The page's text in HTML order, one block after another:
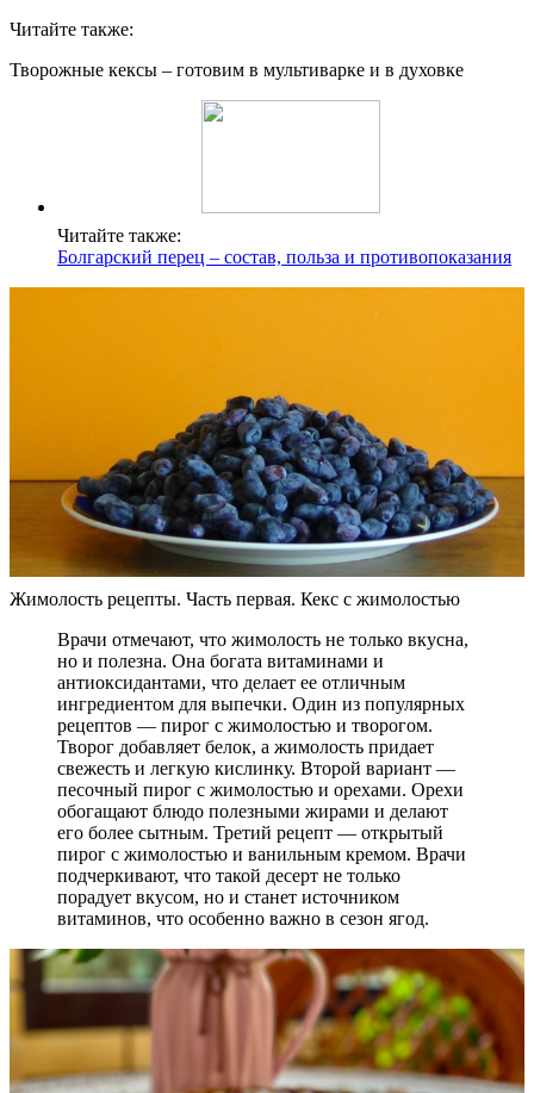
Читайте также:
Творожные кексы – готовим в мультиварке и в духовке
Читайте также:
Болгарский перец – состав, польза и противопоказания
Жимолость рецепты. Часть первая. Кекс с жимолостью
Врачи отмечают, что жимолость не только вкусна,
но и полезна. Она богата витаминами и
антиоксидантами, что делает ее отличным
ингредиентом для выпечки. Один из популярных
рецептов — пирог с жимолостью и творогом.
Творог добавляет белок, а жимолость придает
свежесть и легкую кислинку. Второй вариант —
песочный пирог с жимолостью и орехами. Орехи
обогащают блюдо полезными жирами и делают
его более сытным. Третий рецепт — открытый
пирог с жимолостью и ванильным кремом. Врачи
подчеркивают, что такой десерт не только
порадует вкусом, но и станет источником
витаминов, что особенно важно в сезон ягод.